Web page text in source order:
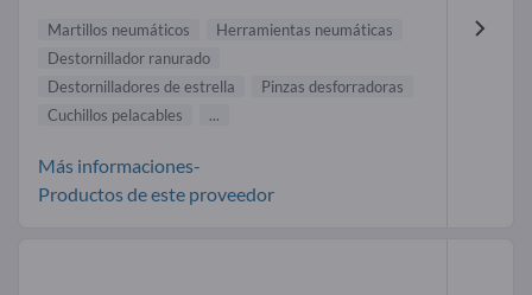
Martillos neumáticos
Herramientas neumáticas
Destornillador ranurado
Destornilladores de estrella
Pinzas desforradoras
Cuchillos pelacables
...
Más informaciones-
Productos de este proveedor